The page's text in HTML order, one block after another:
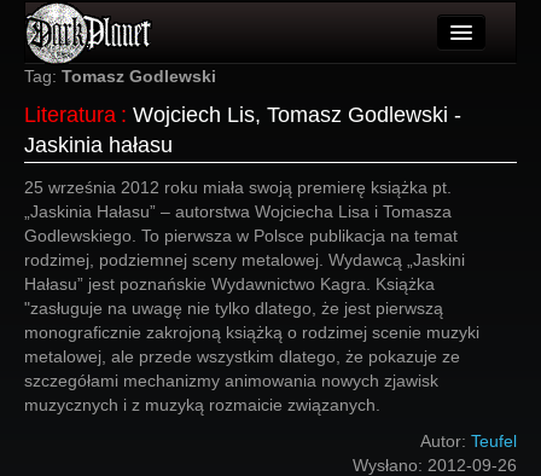
Artykuły
Użytkownicy
Wydarzenia
Galeria
Forum
Więcej
Login
Tag: Tomasz Godlewski
Literatura : Wojciech Lis, Tomasz Godlewski -
Jaskinia hałasu
25 września 2012 roku miała swoją premierę książka pt.
„Jaskinia Hałasu” – autorstwa Wojciecha Lisa i Tomasza
Godlewskiego. To pierwsza w Polsce publikacja na temat
rodzimej, podziemnej sceny metalowej. Wydawcą „Jaskini
Hałasu” jest poznańskie Wydawnictwo Kagra. Książka
"zasługuje na uwagę nie tylko dlatego, że jest pierwszą
monograficznie zakrojoną książką o rodzimej scenie muzyki
metalowej, ale przede wszystkim dlatego, że pokazuje ze
szczegółami mechanizmy animowania nowych zjawisk
muzycznych i z muzyką rozmaicie związanych.
Autor: Teufel
Wysłano: 2012-09-26